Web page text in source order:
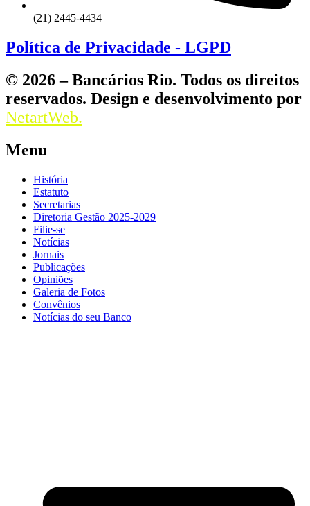
(21) 2445-4434
Política de Privacidade - LGPD
© 2026 – Bancários Rio. Todos os direitos
reservados. Design e desenvolvimento por
NetartWeb.
Menu
História
Estatuto
Secretarias
Diretoria Gestão 2025-2029
Filie-se
Notícias
Jornais
Publicações
Opiniões
Galeria de Fotos
Convênios
Notícias do seu Banco